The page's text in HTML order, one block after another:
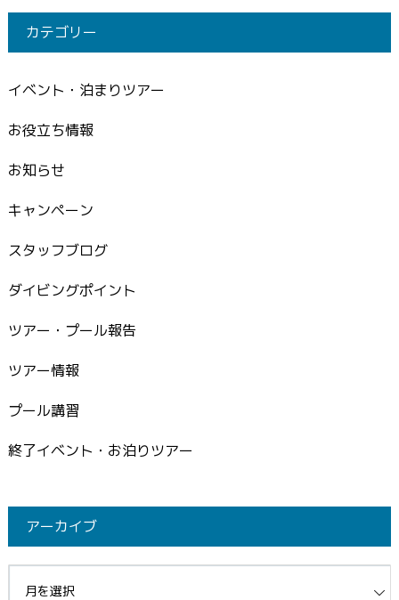
カテゴリー
イベント・泊まりツアー
お役立ち情報
お知らせ
キャンペーン
スタッフブログ
ダイビングポイント
ツアー・プール報告
ツアー情報
プール講習
終了イベント・お泊りツアー
アーカイブ